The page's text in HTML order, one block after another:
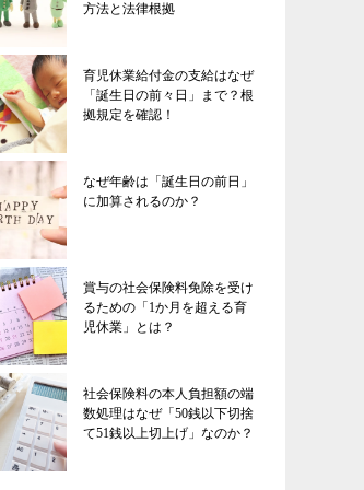
方法と法律根拠
育児休業給付金の支給はなぜ
「誕生日の前々日」まで？根
拠規定を確認！
なぜ年齢は「誕生日の前日」
に加算されるのか？
賞与の社会保険料免除を受け
るための「1か月を超える育
児休業」とは？
社会保険料の本人負担額の端
数処理はなぜ「50銭以下切捨
て51銭以上切上げ」なのか？